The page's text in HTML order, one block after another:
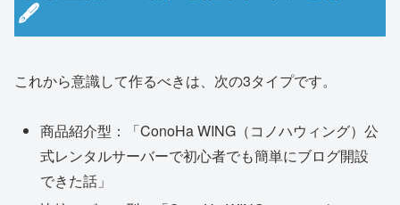
🖋
これから意識して作るべきは、次の3タイプです。
商品紹介型：「ConoHa WING（コノハウィング）公
式レンタルサーバーで初心者でも簡単にブログ開設
できた話」